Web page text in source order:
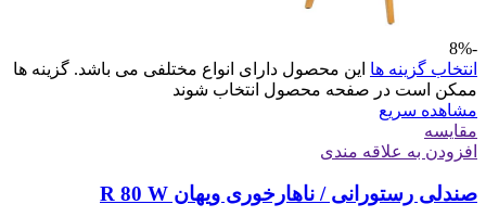
-8%
انتخاب گزینه ها این محصول دارای انواع مختلفی می باشد. گزینه ها
ممکن است در صفحه محصول انتخاب شوند
مشاهده سریع
مقایسه
افزودن به علاقه مندی
صندلی رستورانی / ناهارخوری ویهان R 80 W